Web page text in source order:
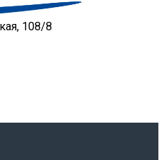
108/8